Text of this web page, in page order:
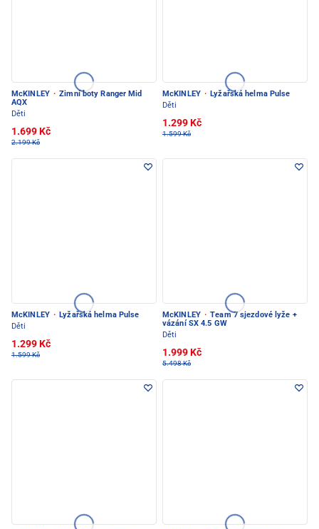
McKINLEY · Zimní boty Ranger Mid
AQX
Děti
1.699 Kč
2.199 Kč
McKINLEY · Lyžařská helma Pulse
Děti
1.299 Kč
1.599 Kč
McKINLEY · Lyžařská helma Pulse
Děti
1.299 Kč
1.599 Kč
McKINLEY · Team 7 sjezdové lyže +
vázání SX 4.5 GW
Děti
1.999 Kč
5.498 Kč